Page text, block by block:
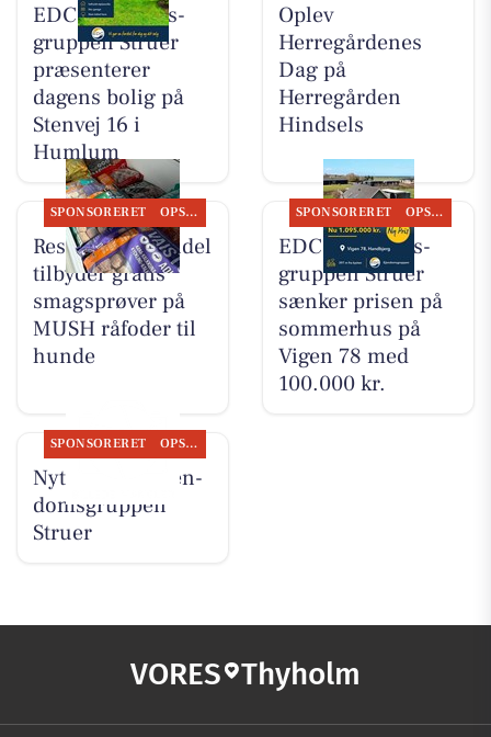
EDC Ejen­doms­
grup­pen Struer
præsenterer
dagens bolig på
Stenvej 16 i
Humlum
Oplev
Herregårdenes
Dag på
Herregården
Hindsels
SPONSORERET OPSLAGSTAVLEN
Resen Landhandel
tilbyder gratis
smagsprøver på
MUSH råfoder til
hunde
SPONSORERET OPSLAGSTAVLEN
EDC Ejen­doms­
grup­pen Struer
sænker prisen på
sommerhus på
Vigen 78 med
100.000 kr.
SPONSORERET OPSLAGSTAVLEN
Nyt fra EDC Ejen­
doms­grup­pen
Struer
VORES Thyholm